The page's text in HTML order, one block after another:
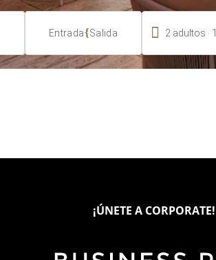
Entrada{Salida  2 adultos 1
¡ÚNETE A CORPORATE!